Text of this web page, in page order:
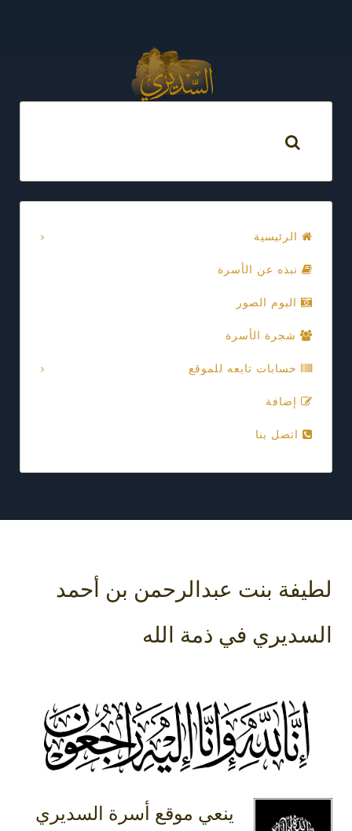
الرئيسية
نبذه عن الأسرة
البوم الصور
شجرة الأسرة
حسابات تابعه للموقع
إضافة
اتصل بنا
لطيفة بنت عبدالرحمن بن أحمد
السديري في ذمة الله
ينعي موقع أسرة السديري